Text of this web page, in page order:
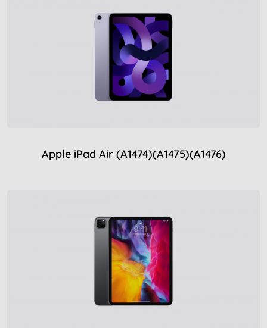
Apple iPad Air (A1474)(A1475)(A1476)